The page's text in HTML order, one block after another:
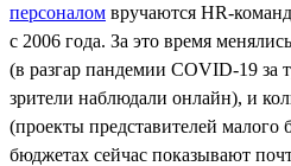
персоналом вручаются HR-
с 2006 года. За это время
(в разгар пандемии COVID-19 за
зрители наблюдали онлайн), и
(проекты представителей малого
бюджетах сейчас показывают